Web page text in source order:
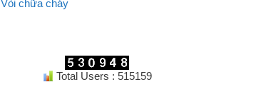
Vòi chữa cháy
Total Users : 515159